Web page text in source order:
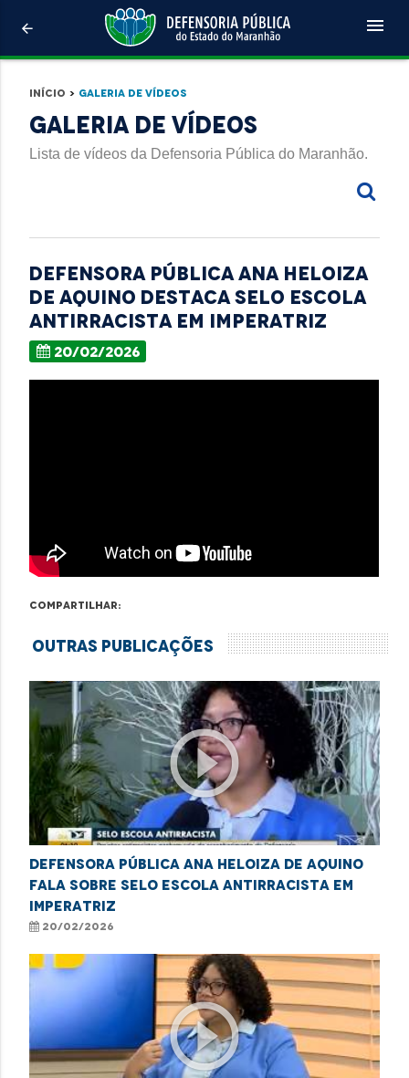
arrow_back menu
Início > Galeria de Vídeos
Galeria de Vídeos
Lista de vídeos da Defensoria Pública do Maranhão.
Defensora Pública Ana Heloiza
de Aquino destaca Selo Escola
Antirracista em Imperatriz
20/02/2026
Compartilhar:
Outras Publicações
play_circle_outline
Defensora Pública Ana Heloiza de Aquino
fala sobre Selo Escola Antirracista em
Imperatriz
20/02/2026
play_circle_outline